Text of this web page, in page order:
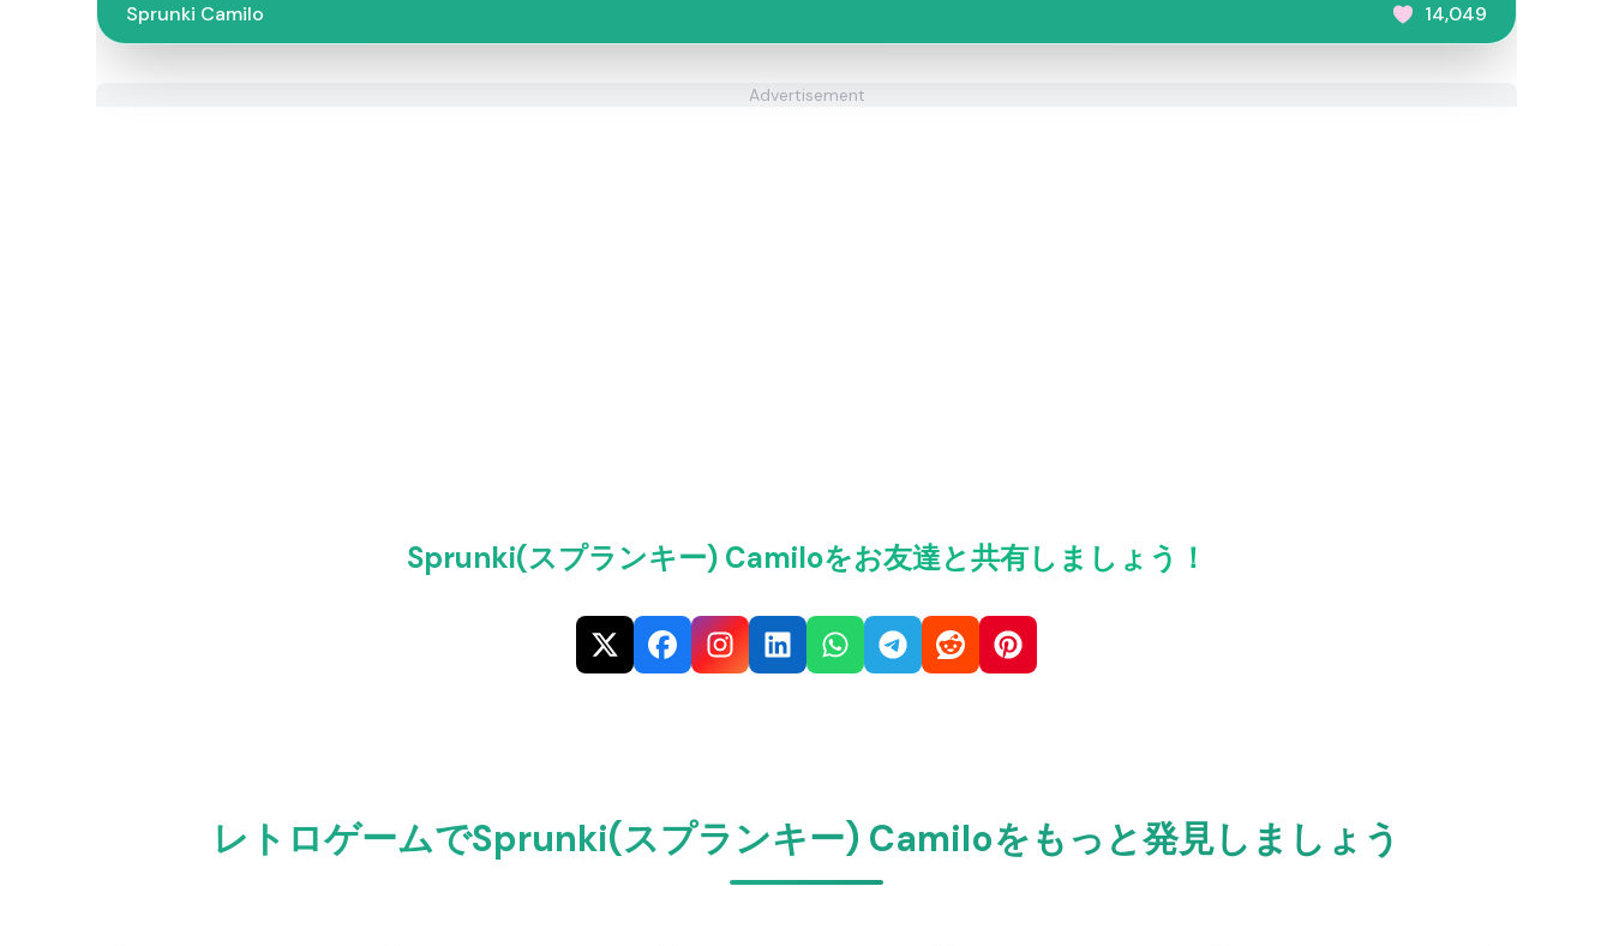
Sprunki Camilo 14,049
Advertisement
Sprunki(スプランキー) Camiloをお友達と共有しましょう！
レトロゲームでSprunki(スプランキー) Camiloをもっと発見しましょう